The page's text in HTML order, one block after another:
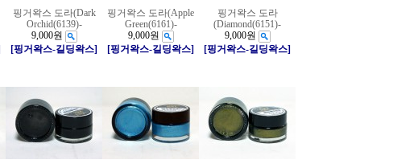
핑거왁스 도라(Dark
Orchid(6139)-
9,000원
[핑거왁스-길딩왁스]
핑거왁스 도라(Apple
Green(6161)-
9,000원
[핑거왁스-길딩왁스]
핑거왁스 도라
(Diamond(6151)-
9,000원
[핑거왁스-길딩왁스]